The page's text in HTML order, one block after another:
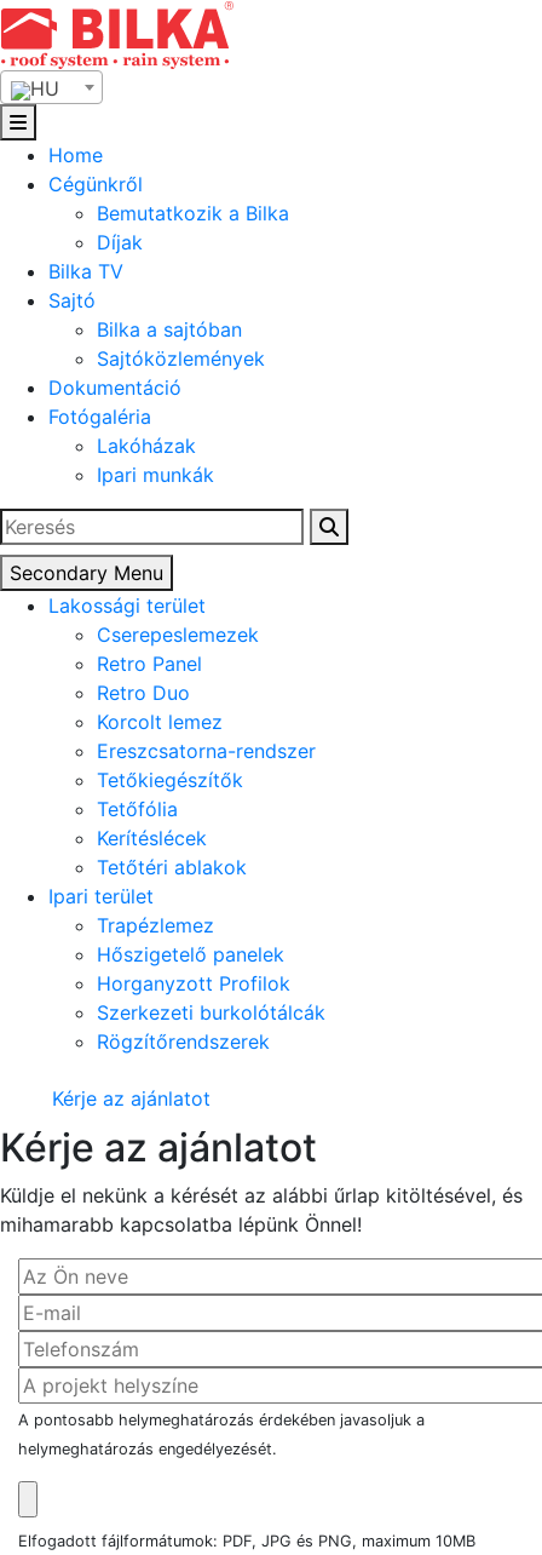
Skip
to
content
HU
Home
Cégünkről
Bemutatkozik a Bilka
Díjak
Bilka TV
Sajtó
Bilka a sajtóban
Sajtóközlemények
Dokumentáció
Fotógaléria
Lakóházak
Ipari munkák
Keresés:
Secondary Menu
Lakossági terület
Cserepeslemezek
Retro Panel
Retro Duo
Korcolt lemez
Ereszcsatorna-rendszer
Tetőkiegészítők
Tetőfólia
Kerítéslécek
Tetőtéri ablakok
Ipari terület
Trapézlemez
Hőszigetelő panelek
Horganyzott Profilok
Szerkezeti burkolótálcák
Rögzítőrendszerek
Kérje az ajánlatot
Kérje az ajánlatot
Küldje el nekünk a kérését az alábbi űrlap kitöltésével, és
mihamarabb kapcsolatba lépünk Önnel!
A pontosabb helymeghatározás érdekében javasoljuk a
helymeghatározás engedélyezését.
Elfogadott fájlformátumok: PDF, JPG és PNG, maximum 10MB